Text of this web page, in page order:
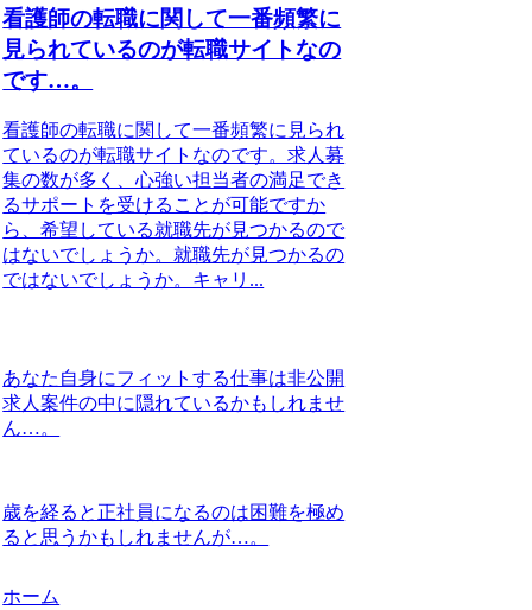
看護師の転職に関して一番頻繁に
見られているのが転職サイトなの
です…。
看護師の転職に関して一番頻繁に見られ
ているのが転職サイトなのです。求人募
集の数が多く、心強い担当者の満足でき
るサポートを受けることが可能ですか
ら、希望している就職先が見つかるので
はないでしょうか。就職先が見つかるの
ではないでしょうか。キャリ...
あなた自身にフィットする仕事は非公開
求人案件の中に隠れているかもしれませ
ん…。
歳を経ると正社員になるのは困難を極め
ると思うかもしれませんが…。
ホーム